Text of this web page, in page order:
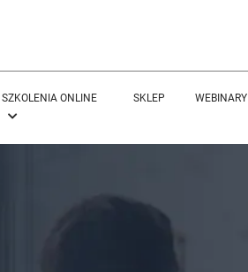
SZKOLENIA ONLINE SKLEP WEBINARY